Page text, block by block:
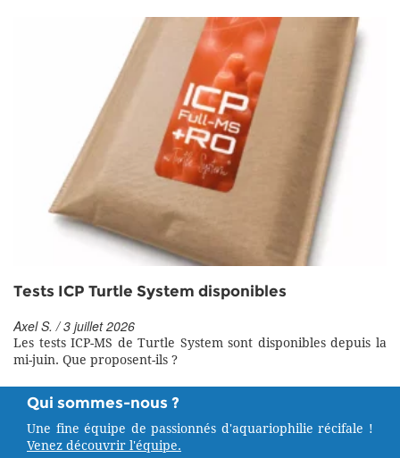
Tests ICP Turtle System disponibles
Axel S. / 3 juillet 2026
Les tests ICP-MS de Turtle System sont disponibles depuis la
mi-juin. Que proposent-ils ?
Qui sommes-nous ?
Une fine équipe de passionnés d'aquariophilie récifale !
Venez découvrir l'équipe.